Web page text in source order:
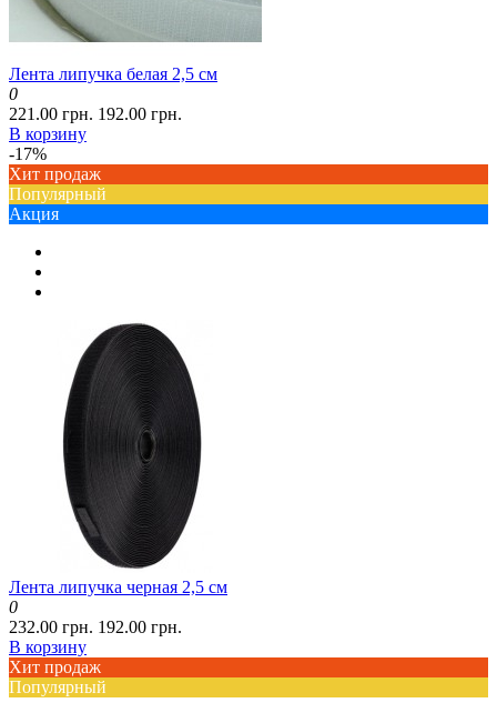
Лента липучка белая 2,5 см
0
221.00 грн. 192.00 грн.
В корзину
-17%
Хит продаж
Популярный
Акция
Лента липучка черная 2,5 см
0
232.00 грн. 192.00 грн.
В корзину
Хит продаж
Популярный